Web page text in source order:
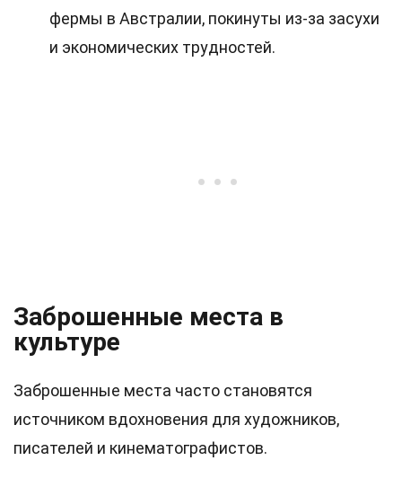
фермы в Австралии, покинуты из-за засухи
и экономических трудностей.
Заброшенные места в
культуре
Заброшенные места часто становятся
источником вдохновения для художников,
писателей и кинематографистов.